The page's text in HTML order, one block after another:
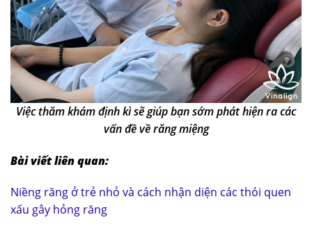
Việc thăm khám định kì sẽ giúp bạn sớm phát hiện ra các
vấn đề về răng miệng
Bài viết liên quan:
Niềng răng ở trẻ nhỏ và cách nhận diện các thói quen
xấu gây hỏng răng